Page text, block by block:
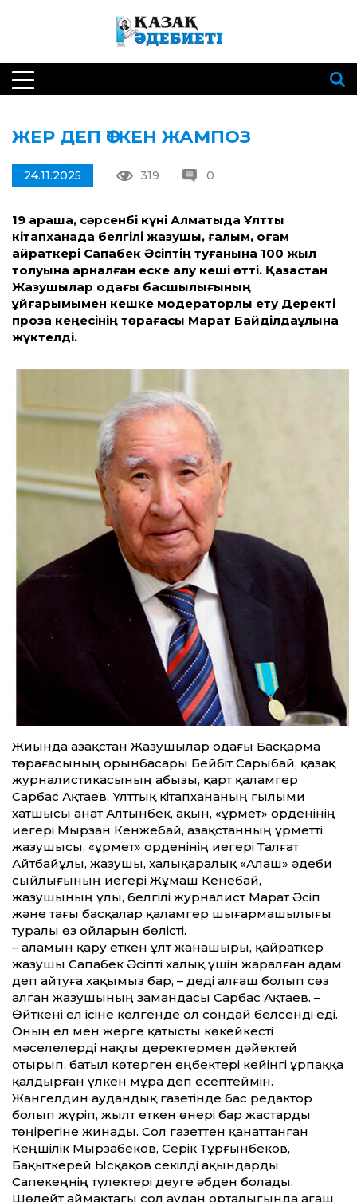
ЖЕР ДЕП ӨТКЕН ЖАМПОЗ
24.11.2025 319 0
19 қараша, сәрсенбі күні Алматыда Ұлттық
кітапханада белгілі жазушы, ғалым, қоғам
қайраткері Сапабек Әсіптің туғанына 100 жыл
толуына арналған еске алу кеші өтті. Қазақстан
Жазушылар одағы басшылығының
ұйғарымымен кешке модераторлық ету Деректі
проза кеңесінің төрағасы Марат Байділдаұлына
жүктелді.
Жиында Қазақстан Жазушылар одағы Басқарма
төрағасының орын­басары Бейбіт Сарыбай, қазақ
журналистикасының абызы, қарт қаламгер
Сарбас Ақтаев, Ұлттық кітапхананың ғылыми
хатшысы Қанат Алтынбек, ақын, «Құрмет» орденінің
иегері Мырзан Кенжебай, Қазақстанның Құрметті
жазушысы, «Құрмет» орденінің иегері Талғат
Айтбайұлы, жазушы, халықаралық «Алаш» әдеби
сыйлығының иегері Жұмаш Кенебай,
жазушының ұлы, белгілі журналист Марат Әсіп
және тағы басқалар қаламгер шығармашылығы
туралы өз ойларын бөлісті.
– Қаламын қару еткен ұлт жанашыры, қайраткер
жазушы Сапабек Әсіпті халық үшін жаралған адам
деп айтуға хақымыз бар, – деді алғаш болып сөз
алған жазушының замандасы Сарбас Ақтаев. –
Өйткені ел ісіне келгенде ол сондай белсенді еді.
Оның ел мен жерге қатысты көкейкесті
мәселелерді нақты деректермен дәйектей
отырып, батыл көтерген еңбектері кейінгі ұрпаққа
қалдырған үлкен мұра деп есептеймін.
Жангелдин аудандық газетінде бас редактор
болып жүріп, жылт еткен өнері бар жастарды
төңірегіне жинады. Сол газеттен қанаттанған
Кеңшілік Мырзабеков, Серік Тұрғынбеков,
Бақыткерей Ысқақов секілді ақындарды
Сапекеңнің түлектері деуге әбден болады.
Шөлейт аймақтағы сол аудан орталығында ағаш